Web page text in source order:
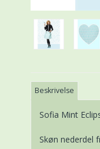
Beskrivelse
Sofia Mint
Skøn nederdel